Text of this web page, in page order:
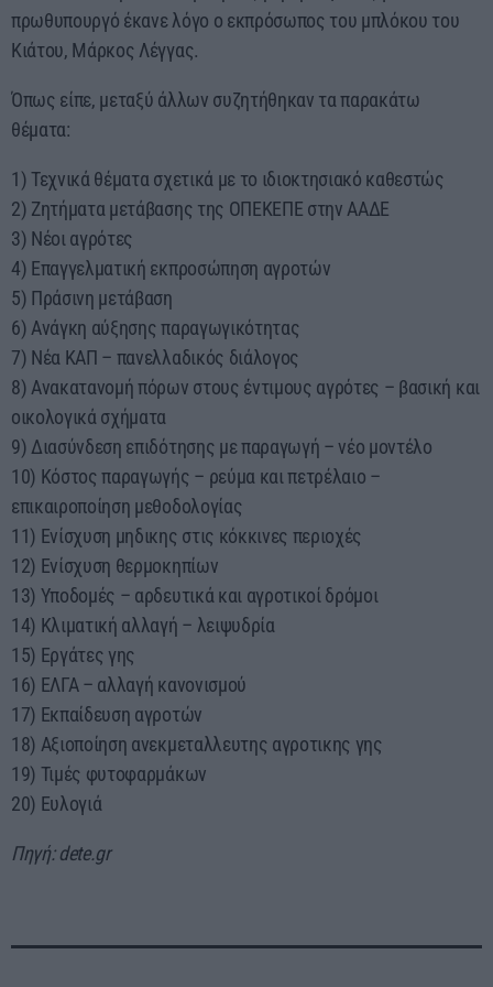
πρωθυπουργό έκανε λόγο ο εκπρόσωπος του μπλόκου του
Κιάτου, Μάρκος Λέγγας.
Όπως είπε, μεταξύ άλλων συζητήθηκαν τα παρακάτω
θέματα:
1) Τεχνικά θέματα σχετικά με το ιδιοκτησιακό καθεστώς
2) Ζητήματα μετάβασης της ΟΠΕΚΕΠΕ στην ΑΑΔΕ
3) Νέοι αγρότες
4) Επαγγελματική εκπροσώπηση αγροτών
5) Πράσινη μετάβαση
6) Ανάγκη αύξησης παραγωγικότητας
7) Νέα ΚΑΠ – πανελλαδικός διάλογος
8) Ανακατανομή πόρων στους έντιμους αγρότες – βασική και
οικολογικά σχήματα
9) Διασύνδεση επιδότησης με παραγωγή – νέο μοντέλο
10) Κόστος παραγωγής – ρεύμα και πετρέλαιο –
επικαιροποίηση μεθοδολογίας
11) Ενίσχυση μηδικης στις κόκκινες περιοχές
12) Ενίσχυση θερμοκηπίων
13) Υποδομές – αρδευτικά και αγροτικοί δρόμοι
14) Κλιματική αλλαγή – λειψυδρία
15) Εργάτες γης
16) ΕΛΓΑ – αλλαγή κανονισμού
17) Εκπαίδευση αγροτών
18) Αξιοποίηση ανεκμεταλλευτης αγροτικης γης
19) Τιμές φυτοφαρμάκων
20) Ευλογιά
Πηγή: dete.gr